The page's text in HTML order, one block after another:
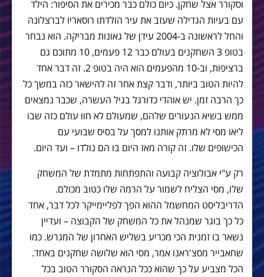
וסקורר אצל שחקן. כיום כולם כבר מכירים את הסיפור: הילד
עם בעיות הגדילה שעזב את עיר הולדתו רוסאריו לברצלונה
והחל לראשונה ב-2004 עידן של גאונות מבריקה. הוא נבחר
בטופ 3 השחקנים בעולם כבר 12 פעמים, 10 מתוכם גם
ברציפות, וב-10 מהפעמים הוא היה בטופ 2. זה דבר אחד
להיות הטוב ביותר, ודבר קצת אחר זה להישאר כזה במשך כל
כך הרבה זמן. יש אוהדי כדורגל בגיל העשרה, שכבר נמצאים
ממש בשיא הנעורים שלהם, שמעולם לא חוו עולם כזה שבו
ליאו מסי לא מרתק אותנו למסך על בסיס שבועי עם
הכישופים שלו. זה קורה מאז היום בו הם נולדו – ועד היום.
רק ע"י אבולוציה קבועה והתפתחות מתמדת של המשחק
שלו, מסי הצליח לשמור על הרמה שלו כטוב מכולם.
הדריבליסט המחשמל ההוא הפך לפליימייקר לכל דבר, אחד
כל כך בוגר שמנהל את כל המשחק של הקבוצה – ועדיין
נשאר בו זמנית הכי מכריע בשליש האחרון של המגרש. כמו
שחאבייר מסצ'ראנו אמר, מסי הוא שלושה שחקנים באחד.
הכל מצביע על כך שהוא ככל הנראה הסקורר הטוב בכל